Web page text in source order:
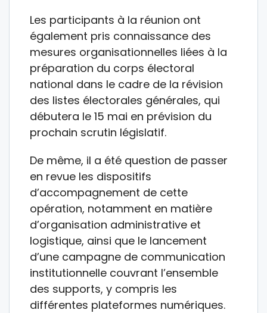
Les participants à la réunion ont
également pris connaissance des
mesures organisationnelles liées à la
préparation du corps électoral
national dans le cadre de la révision
des listes électorales générales, qui
débutera le 15 mai en prévision du
prochain scrutin législatif.
De même, il a été question de passer
en revue les dispositifs
d’accompagnement de cette
opération, notamment en matière
d’organisation administrative et
logistique, ainsi que le lancement
d’une campagne de communication
institutionnelle couvrant l’ensemble
des supports, y compris les
différentes plateformes numériques.